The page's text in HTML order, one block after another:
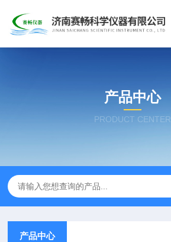
产品中心
PRODUCT CENTER
产品中心